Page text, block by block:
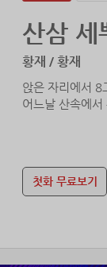
산삼 세
황재 / 황재
앉은 자리에서
어느날 산속에
첫화 무료보기